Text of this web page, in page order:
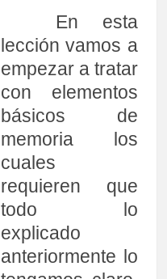
En esta
lección vamos a
empezar a tratar
con elementos
básicos de
memoria los
cuales
requieren que
todo lo
explicado
anteriormente lo